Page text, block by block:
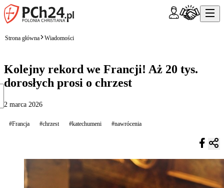
Strona główna Wiadomości
Kolejny rekord we Francji! Aż 20 tys.
dorosłych prosi o chrzest
2 marca 2026
#Francja #chrzest #katechumeni #nawrócenia